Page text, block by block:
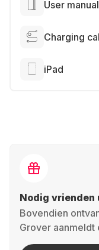
User manual
Charging
iPad
Nodig vrienden
Bovendien
Grover aanmeldt